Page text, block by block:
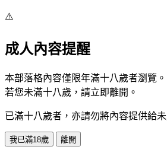
⚠️
成人內容提醒
本部落格內容僅限年滿十八歲者瀏覽。
若您未滿十八歲，請立即離開。
已滿十八歲者，亦請勿將內容提供給未
我已滿18歲 離開